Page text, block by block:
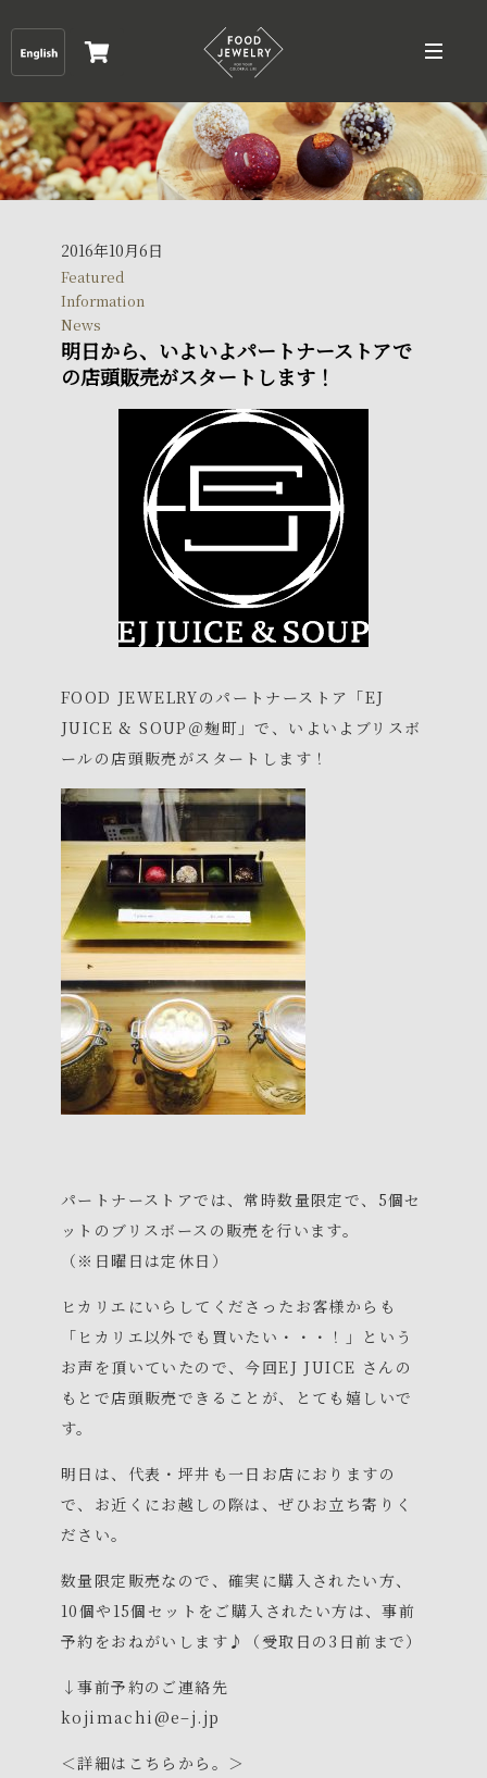
2016年10月6日
Featured
Information
News
明日から、いよいよパートナーストアで
の店頭販売がスタートします！
FOOD JEWELRYのパートナーストア「EJ
JUICE & SOUP＠麹町」で、いよいよブリスボ
ールの店頭販売がスタートします！
パートナーストアでは、常時数量限定で、5個セ
ットのブリスボースの販売を行います。
（※日曜日は定休日）
ヒカリエにいらしてくださったお客様からも
「ヒカリエ以外でも買いたい・・・！」という
お声を頂いていたので、今回EJ JUICE さんの
もとで店頭販売できることが、とても嬉しいで
す。
明日は、代表・坪井も一日お店におりますの
で、お近くにお越しの際は、ぜひお立ち寄りく
ださい。
数量限定販売なので、確実に購入されたい方、
10個や15個セットをご購入されたい方は、事前
予約をおねがいします♪（受取日の3日前まで）
↓事前予約のご連絡先
kojimachi@e–j.jp
＜詳細はこちらから。＞